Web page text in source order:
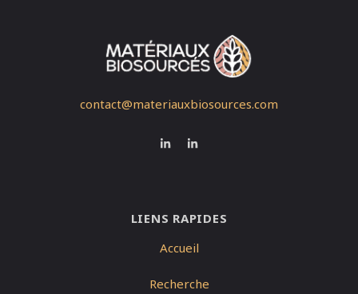
contact@materiauxbiosources.com
LIENS RAPIDES
Accueil
Recherche